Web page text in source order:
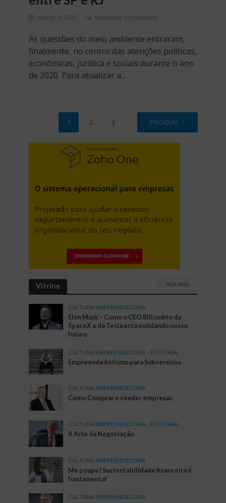
março 3, 2021 Adicionar comentário
As questões do meio ambiente entraram,
finalmente, no centro das atenções políticas,
econômicas, jurídica e sociais durante o ano
de 2020. Para atualizar a...
1 2 3 … 8
PRÓXIMO
Vitrine VEJA MAIS
CULTURA EMPREENDEDORA
Elon Musk – Como o CEO Bilionário da
SpaceX e da Tesla está moldando nosso
futuro
CULTURA EMPREENDEDORA • EDITORIAL
Empreendedorismo para Subversivos
CULTURA EMPREENDEDORA
Como Comprar e vender empresas
CULTURA EMPREENDEDORA • EDITORIAL
A Arte da Negociação
CULTURA EMPREENDEDORA
Me poupe! Sustentabilidade financeira é
fundamental
CULTURA EMPREENDEDORA